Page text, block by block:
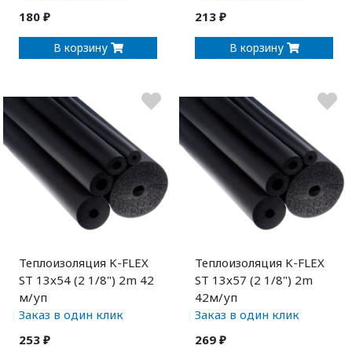
180 ₽
В корзину
213 ₽
В корзину
Теплоизоляция K-FLEX
ST 13x54 (2 1/8") 2m 42
м/уп
Заказ в один клик
253 ₽
Теплоизоляция K-FLEX
ST 13x57 (2 1/8") 2m
42м/уп
Заказ в один клик
269 ₽